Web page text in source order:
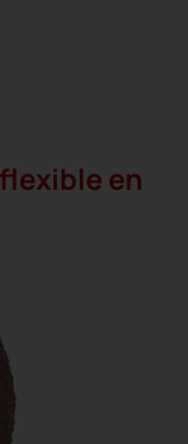
en